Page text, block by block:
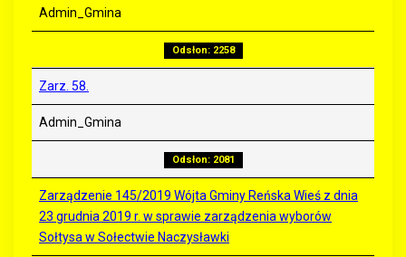
Admin_Gmina
Odsłon: 2258
Zarz. 58.
Admin_Gmina
Odsłon: 2081
Zarządzenie 145/2019 Wójta Gminy Reńska Wieś z dnia
23 grudnia 2019 r. w sprawie zarządzenia wyborów
Sołtysa w Sołectwie Naczysławki